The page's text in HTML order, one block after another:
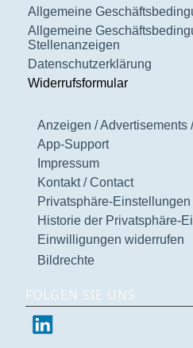
Allgemeine
Allgemeine
Stellenanzeigen
Datenschutzerklärung
Widerrufsformular
Anzeigen / Advertisements
App-Support
Impressum
Kontakt / Contact
Privatsphäre-Einstellungen
Historie der Privatsphäre-
Einwilligungen widerrufen
Bildrechte
FOLGEN SIE UNS